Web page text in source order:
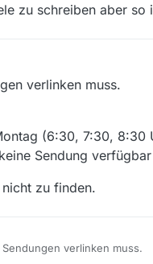
zu schreiben aber
verlinken muss.
(6:30, 7:30, 8:30
Sendung verfügbar
zu finden.
verlinken muss.